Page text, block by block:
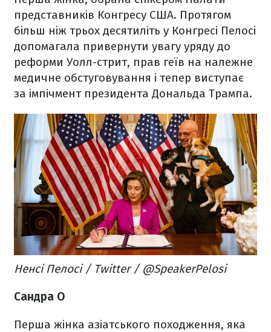
представників Конгресу США. Протягом
більш ніж трьох десятиліть у Конгресі Пелосі
допомагала привернути увагу уряду до
реформи Уолл-стрит, прав геїв на належне
медичне обстуговування і тепер виступає
за імпічмент президента Дональда Трампа.
Ненсі Пелосі / Twitter / @SpeakerPelosi
Сандра О
Перша жінка азіатського походження, яка